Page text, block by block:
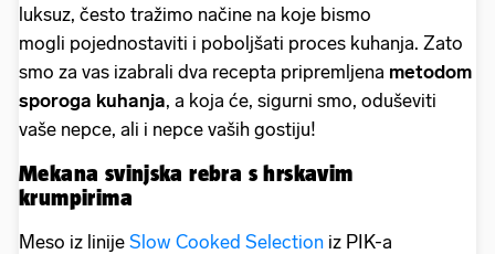
luksuz, često tražimo načine na koje bismo
mogli pojednostaviti i poboljšati proces kuhanja. Zato
smo za vas izabrali dva recepta pripremljena metodom
sporoga kuhanja, a koja će, sigurni smo, oduševiti
vaše nepce, ali i nepce vaših gostiju!
Mekana svinjska rebra s hrskavim
krumpirima
Meso iz linije Slow Cooked Selection iz PIK-a